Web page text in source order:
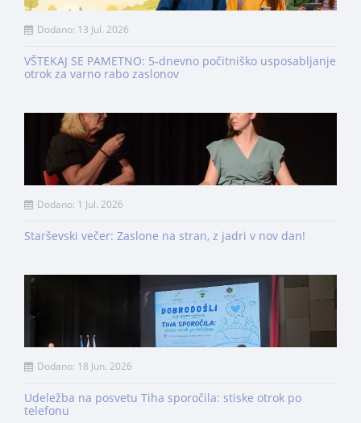
Dodano: 13 Jul. 2026
VŠTEKAJ SE PAMETNO: 5-dnevno počitniško usposabljanje
otrok za varno rabo zaslonov
Dodano: 1 Jul. 2026
Starševski večer: Zaslone na stran, z jadri v nov dan!
Dodano: 18 Jun. 2026
Udeležba na posvetu Tiha sporočila: stiske otrok po
telefonu